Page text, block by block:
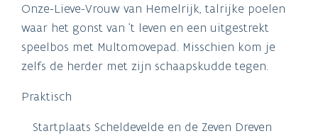
Onze-Lieve-Vrouw van Hemelrijk, talrijke poelen
waar het gonst van ’t leven en een uitgestrekt
speelbos met Multomovepad. Misschien kom je
zelfs de herder met zijn schaapskudde tegen.
Praktisch
Startplaats Scheldevelde en de Zeven Dreven